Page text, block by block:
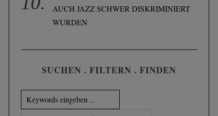
AUCH JAZZ SCHWER DISKRIMINIERT
WURDEN
SUCHEN . FILTERN . FINDEN